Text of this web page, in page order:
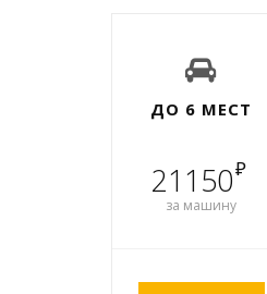
ДО 6 МЕСТ
21150₽
за машину